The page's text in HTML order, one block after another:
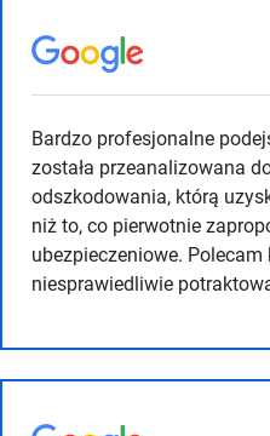
Bardzo profesjonalne
została przeanalizowana
odszkodowania, którą
niż to, co pierwotnie
ubezpieczeniowe.
niesprawiedliwie